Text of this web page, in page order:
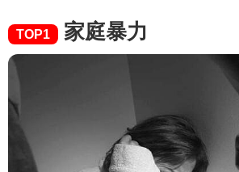
TOP1 家庭暴力